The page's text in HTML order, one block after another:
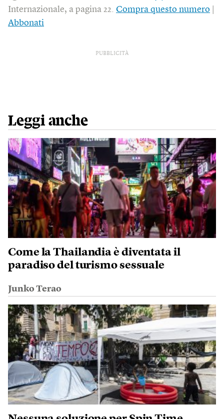
Internazionale, a pagina 22. Compra questo numero
Abbonati
PUBBLICITÀ
Leggi anche
Come la Thailandia è diventata il
paradiso del turismo sessuale
Junko Terao